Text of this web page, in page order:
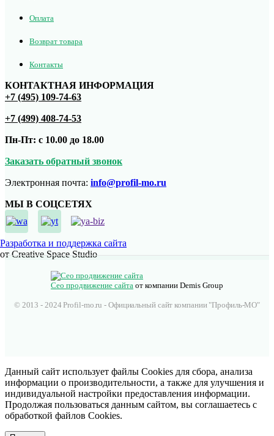
Оплата
Возврат товара
Контакты
КОНТАКТНАЯ ИНФОРМАЦИЯ
+7 (495) 109-74-63
+7 (499) 408-74-53
Пн-Пт: с 10.00 до 18.00
Заказать обратный звонок
Электронная почта: info@profil-mo.ru
МЫ В СОЦСЕТЯХ
Разработка и поддержка сайта
от Creative Space Studio
Сео продвижение сайта от компании Demis Group
© 2013 - 2024 Profil-mo.ru - Официальный сайт компании "Профиль-МО"
Данный сайт использует файлы Cookies для сбора, анализа
информации о производительности, а также для улучшения и
индивидуальной настройки предоставления информации.
Продолжая пользоваться данным сайтом, вы соглашаетесь с
обработкой файлов Cookies.